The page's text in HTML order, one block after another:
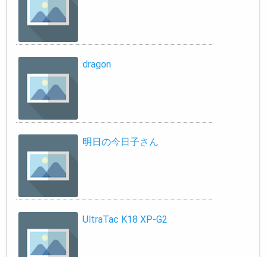
dragon
明日の今日子さん
UltraTac K18 XP-G2